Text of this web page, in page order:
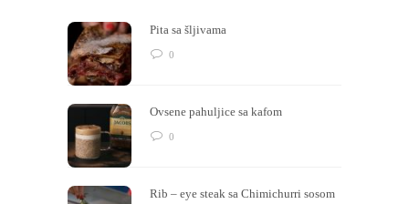
Pita sa šljivama
0
Ovsene pahuljice sa kafom
0
Rib – eye steak sa Chimichurri sosom